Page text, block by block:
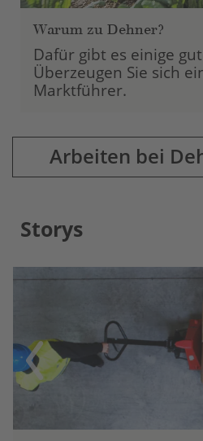
Warum zu Dehner?
Dafür gibt es einige
Überzeugen Sie sich
Marktführer.
Arbeiten bei
Storys
Previous